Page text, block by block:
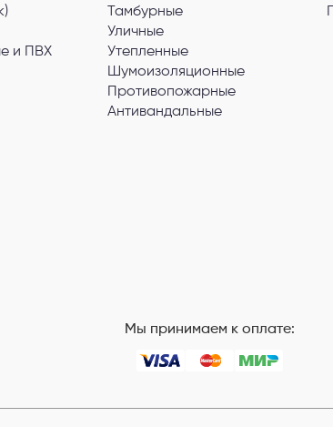
и ПВХ
Тамбурные
Уличные
Утепленные
Шумоизоляционные
Противопожарные
Антивандальные
Мы принимаем к оплате: